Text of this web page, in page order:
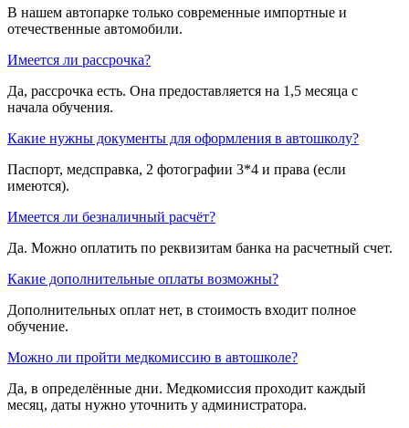
В нашем автопарке только современные импортные и
отечественные автомобили.
Имеется ли рассрочка?
Да, рассрочка есть. Она предоставляется на 1,5 месяца с
начала обучения.
Какие нужны документы для оформления в автошколу?
Паспорт, медсправка, 2 фотографии 3*4 и права (если
имеются).
Имеется ли безналичный расчёт?
Да. Можно оплатить по реквизитам банка на расчетный счет.
Какие дополнительные оплаты возможны?
Дополнительных оплат нет, в стоимость входит полное
обучение.
Можно ли пройти медкомиссию в автошколе?
Да, в определённые дни. Медкомиссия проходит каждый
месяц, даты нужно уточнить у администратора.